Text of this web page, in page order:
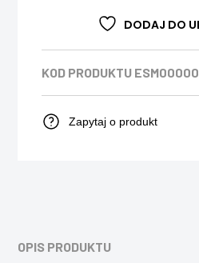
DODAJ DO
KOD PRODUKTU
Zapytaj o produkt
OPIS PRODUKTU